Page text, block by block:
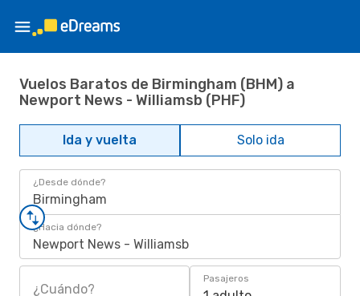
Vuelos Baratos de Birmingham (BHM) a
Newport News - Williamsb (PHF)
Ida y vuelta Solo ida
¿Desde dónde?
Birmingham
¿Hacia dónde?
Newport News - Williamsb
¿Cuándo?
Pasajeros